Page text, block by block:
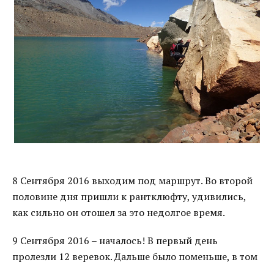
8 Сентября 2016 выходим под маршрут. Во второй
половине дня пришли к рантклюфту, удивились,
как сильно он отошел за это недолгое время.
9 Сентября 2016 – началось! В первый день
пролезли 12 веревок. Дальше было поменьше, в том